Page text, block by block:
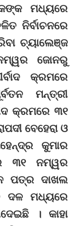
ମଧ୍ୟରେ
ନିର୍ବାଚନରେ
ଚ୍ୟାଲେଞ୍ଜ
ଜୋନରୁ
କ୍ରମରେ
ମନ୍ତ୍ରୀ
କ୍ରମରେ ୩୧
ବେହେରା ଓ
କୁମାର
୩୧ ନମ୍ୱର
ପତ୍ର ଦାଖଲ
ଦଳ ମଧ୍ୟରେ
। କାହା